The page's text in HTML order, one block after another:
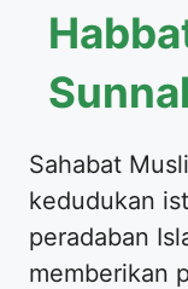
Sahabat
kedudukan
peradaban
memberikan